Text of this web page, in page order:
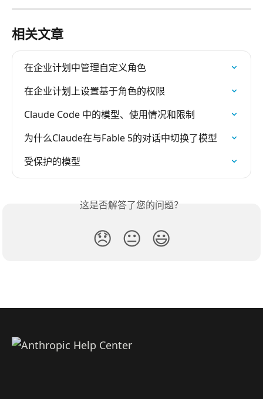
相关文章
在企业计划中管理自定义角色
在企业计划上设置基于角色的权限
Claude Code 中的模型、使用情况和限制
为什么Claude在与Fable 5的对话中切换了模型
受保护的模型
这是否解答了您的问题？
😞 😐 😃